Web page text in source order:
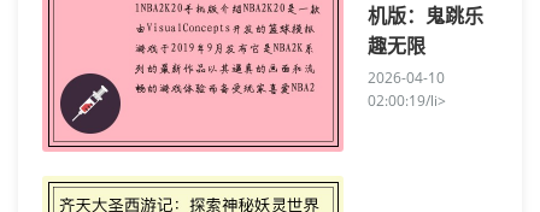
机版：鬼跳乐
趣无限
2026-04-10
02:00:19/li>